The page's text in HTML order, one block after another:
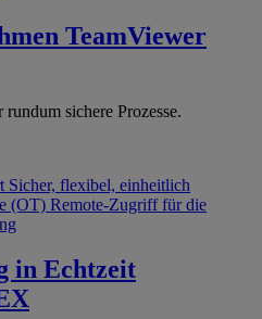
TeamViewer
sichere Prozesse.
Sicher, flexibel, einheitlich
(OT) Remote-Zugriff für die
in Echtzeit